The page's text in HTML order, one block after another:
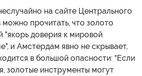
на сайте Центрального
прочитать, что золото
"якорь доверия к мировой
и Амстердам явно не скрывает,
в большой опасности: "Если
золотые инструменты могут